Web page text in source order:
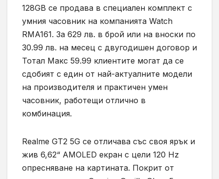
128GB се продава в специален комплект с
умния часовник на компанията Watch
RMA161. За 629 лв. в брой или на вноски по
30.99 лв. на месец с двугодишен договор и
Тотал Макс 59.99 клиентите могат да се
сдобият с един от най-актуалните модели
на производителя и практичен умен
часовник, работещи отлично в
комбинация.
Realme GT2 5G се отличава със своя ярък и
жив 6,62“ AMOLED екран с цели 120 Hz
опресняване на картината. Покрит от